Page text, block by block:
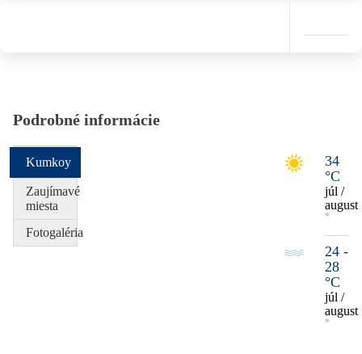
Podrobné informácie
34
°C
júl /
august
*
24 -
28
°C
júl /
august
*
Kumkoy
Zaujímavé
miesta
Fotogaléria